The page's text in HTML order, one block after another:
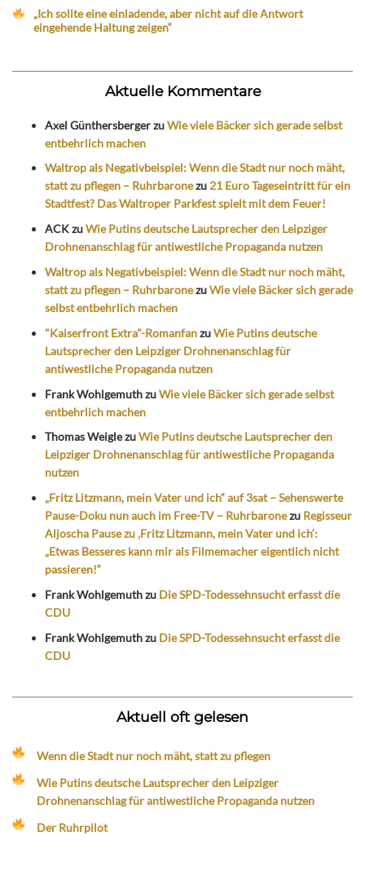
„Ich sollte eine einladende, aber nicht auf die Antwort
eingehende Haltung zeigen“
Aktuelle Kommentare
Axel GünthersbergerzuWie viele Bäcker sich gerade selbst
entbehrlich machen
Waltrop als Negativbeispiel: Wenn die Stadt nur noch mäht,
statt zu pflegen – Ruhrbaronezu 21 Euro Tageseintritt für ein
Stadtfest? Das Waltroper Parkfest spielt mit dem Feuer!
ACKzuWie Putins deutsche Lautsprecher den Leipziger
Drohnenanschlag für antiwestliche Propaganda nutzen
Waltrop als Negativbeispiel: Wenn die Stadt nur noch mäht,
statt zu pflegen – RuhrbaronezuWie viele Bäcker sich gerade
selbst entbehrlich machen
"Kaiserfront Extra"-RomanfanzuWie Putins deutsche
Lautsprecher den Leipziger Drohnenanschlag für
antiwestliche Propaganda nutzen
Frank WohlgemuthzuWie viele Bäcker sich gerade selbst
entbehrlich machen
Thomas WeiglezuWie Putins deutsche Lautsprecher den
Leipziger Drohnenanschlag für antiwestliche Propaganda
nutzen
„Fritz Litzmann, mein Vater und ich“ auf 3sat – Sehenswerte
Pause-Doku nun auch im Free-TV – Ruhrbaronezu Regisseur
Aljoscha Pause zu ‚Fritz Litzmann, mein Vater und ich‘:
„Etwas Besseres kann mir als Filmemacher eigentlich nicht
passieren!“
Frank Wohlgemuthzu Die SPD-Todessehnsucht erfasst die
CDU
Frank Wohlgemuthzu Die SPD-Todessehnsucht erfasst die
CDU
Aktuell oft gelesen
Wenn die Stadt nur noch mäht, statt zu pflegen
Wie Putins deutsche Lautsprecher den Leipziger
Drohnenanschlag für antiwestliche Propaganda nutzen
Der Ruhrpilot